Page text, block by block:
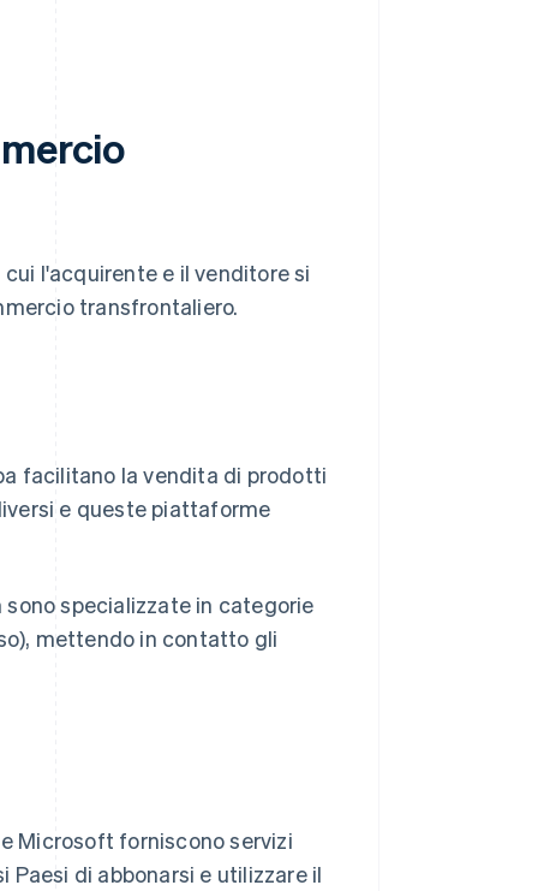
l'acquirente e il venditore si
transfrontaliero.
facilitano la vendita di prodotti
e queste piattaforme
specializzate in categorie
mettendo in contatto gli
Microsoft forniscono servizi
di abbonarsi e utilizzare il